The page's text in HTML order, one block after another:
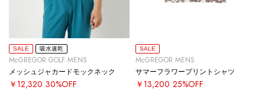
SALE 吸水速乾
McGREGOR GOLF MENS
メッシュジャカードモックネック
￥12,320 30%OFF
SALE
McGREGOR MENS
サマーフラワープリントシャツ
￥13,200 25%OFF